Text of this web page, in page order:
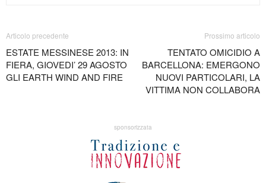
Articolo precedente
ESTATE MESSINESE 2013: IN
FIERA, GIOVEDI’ 29 AGOSTO
GLI EARTH WIND AND FIRE
Prossimo articolo
TENTATO OMICIDIO A
BARCELLONA: EMERGONO
NUOVI PARTICOLARI, LA
VITTIMA NON COLLABORA
sponsorizzata